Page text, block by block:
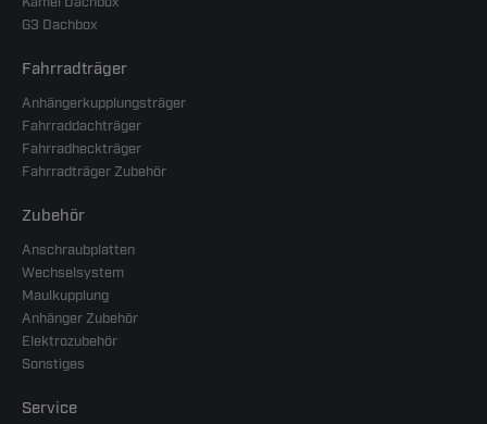
G3 Dachbox
Fahrradträger
Anhängerkupplungsträger
Fahrraddachträger
Fahrradheckträger
Fahrradträger Zubehör
Zubehör
Anschraubplatten
Wechselsystem
Maulkupplung
Anhänger Zubehör
Elektrozubehör
Sonstiges
Service